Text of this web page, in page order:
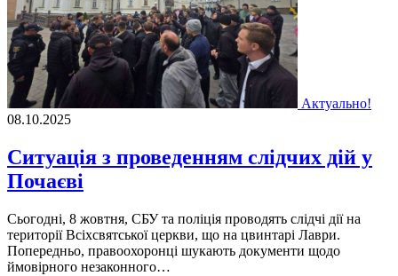
Актуально!
08.10.2025
Ситуація з проведенням слідчих дій у
Почаєві
Сьогодні, 8 жовтня, СБУ та поліція проводять слідчі дії на
території Всіхсвятської церкви, що на цвинтарі Лаври.
Попередньо, правоохоронці шукають документи щодо
ймовірного незаконного…